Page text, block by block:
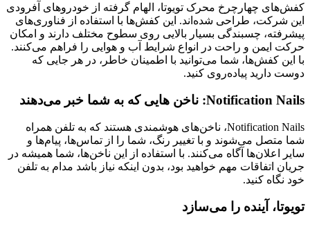
کفش‌های چهارچرخ محرک تویوتا، الهام گرفته از خودروهای آفرودی
این شرکت، طراحی شده‌اند. این کفش‌ها با استفاده از فناوری‌های
پیشرفته، چسبندگی بسیار بالایی روی سطوح مختلف دارند و امکان
حرکت ایمن و راحت در انواع شرایط آب و هوایی را فراهم می‌کنند.
با این کفش‌ها، شما می‌توانید با اطمینان خاطر، در هر جایی که
دوست دارید پیاده‌روی کنید.
Notification Nails: ناخن‌ هایی که به شما خبر می‌دهند
Notification Nails، ناخن‌های هوشمندی هستند که به تلفن همراه
شما متصل می‌شوند و با تغییر رنگ، شما را از تماس‌ها، پیام‌ها و
سایر اعلان‌ها آگاه می‌کنند. با استفاده از این ناخن‌ها، شما همیشه در
جریان اتفاقات مهم خواهید بود، بدون اینکه نیاز باشد مدام به تلفن
خود نگاه کنید.
تویوتا، آینده را می‌سازد